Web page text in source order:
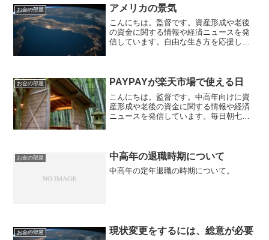
お金の部屋 アメリカの景気
こんにちは。監督です。資産形成や老後
の資金に関する情報や経済ニュースを発
信しています。自由な生き方を応援して
2022年のゼロコ...
お金の部屋 PAYPAYが楽天市場で使える日
こんにちは。監督です。中高年向けに資
産形成や老後の資金に関する情報や経済
ニュースを発信しています。毎日朝七時
Zホールデ...
お金の部屋 中高年の退職時期について
中高年の定年退職の時期について。
お金の部屋 現状変更をするには、総意が必要